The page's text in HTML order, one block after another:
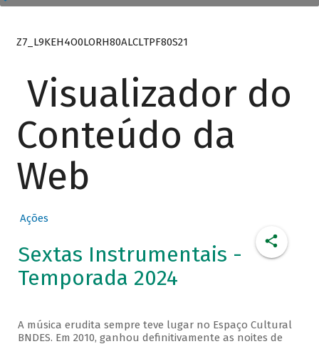
Z7_L9KEH4O0LORH80ALCLTPF80S21
Visualizador do
Conteúdo da
Web
Ações
Sextas Instrumentais -
Temporada 2024
A música erudita sempre teve lugar no Espaço Cultural
BNDES. Em 2010, ganhou definitivamente as noites de